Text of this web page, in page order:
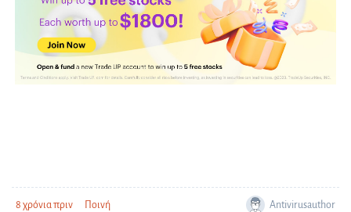
8 χρόνια πριν Ποινή Antivirusauthor